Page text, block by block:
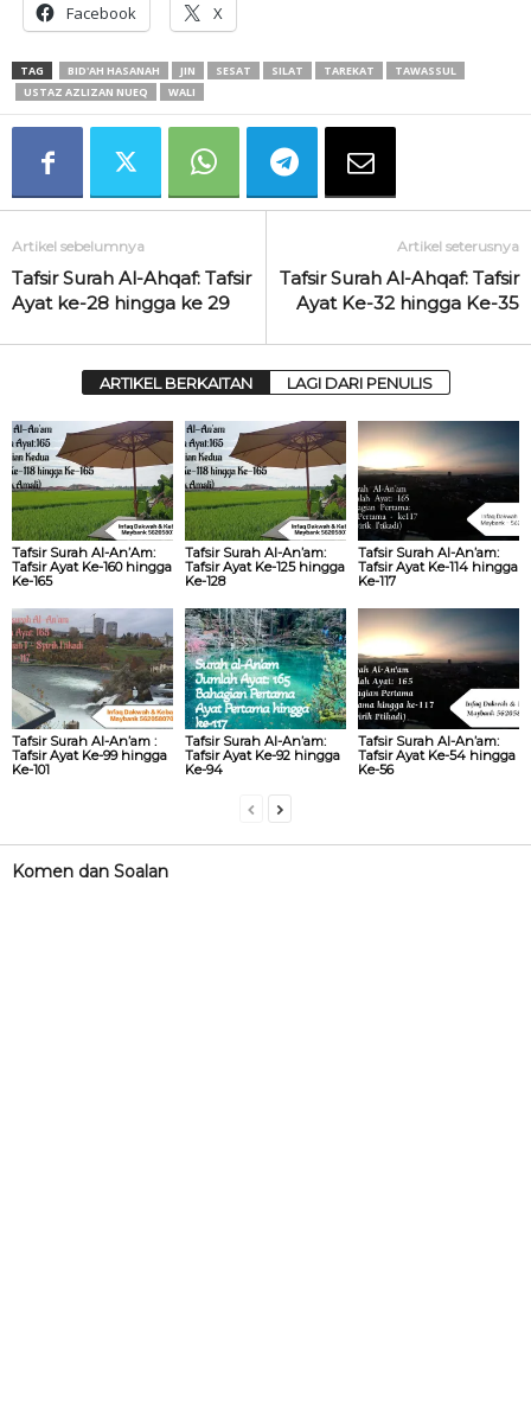
Facebook X
TAG BID'AH HASANAH JIN SESAT SILAT TAREKAT
TAWASSUL
USTAZ AZLIZAN NUEQ
WALI
Artikel sebelumnya
Tafsir Surah Al-Ahqaf: Tafsir
Ayat ke-28 hingga ke 29
Artikel seterusnya
Tafsir Surah Al-Ahqaf: Tafsir
Ayat Ke-32 hingga Ke-35
ARTIKEL BERKAITAN LAGI DARI PENULIS
Tafsir Surah Al-An’Am:
Tafsir Ayat Ke-160 hingga
Ke-165
Tafsir Surah Al-An’am:
Tafsir Ayat Ke-125 hingga
Ke-128
Tafsir Surah Al-An’am:
Tafsir Ayat Ke-114 hingga
Ke-117
Tafsir Surah Al-An’am :
Tafsir Ayat Ke-99 hingga
Ke-101
Tafsir Surah Al-An’am:
Tafsir Ayat Ke-92 hingga
Ke-94
Tafsir Surah Al-An’am:
Tafsir Ayat Ke-54 hingga
Ke-56
Komen dan Soalan